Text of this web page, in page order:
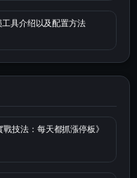
具介绍以及配置方法
技法：每天都抓漲停板》